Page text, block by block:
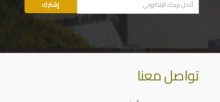
تواصل معنا